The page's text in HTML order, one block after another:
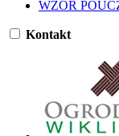
WZÓR
Kontakt